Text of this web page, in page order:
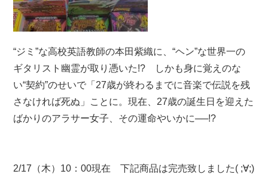
“ジミ”な高校英語教師の本田紫織に、“ヘン”な世界一の
ギタリスト幽霊が取り憑いた!? しかも身に覚えのな
い“契約”のせいで「27歳が終わるまでに音楽で伝説を残
さなければ死ぬ」ことに。現在、27歳の誕生日を迎えた
ばかりのアラサー女子、その運命やいかに──!?
2/17（木）10：00現在 下記商品は完売致しました( ;∀;)